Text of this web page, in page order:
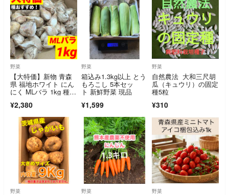
野菜
【大特価】新物 青森
県 福地ホワイト にん
にく MLバラ 1kg 種,
¥2,380
野菜
箱込み1.3kg以上 とう
もろこし 5本セッ
ト 新鮮野菜 現品
¥1,599
野菜
自然農法 大和三尺胡
瓜（キュウリ）の固定
種5粒
¥310
野菜 野菜 野菜